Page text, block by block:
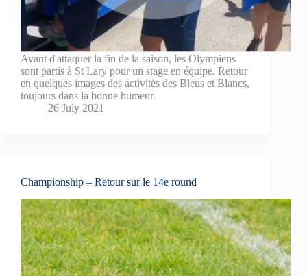
Avant d'attaquer la fin de la saison, les Olympiens
sont partis à St Lary pour un stage en équipe. Retour
en quelques images des activités des Bleus et Blancs,
toujours dans la bonne humeur.
26 July 2021
Championship – Retour sur le 14e round